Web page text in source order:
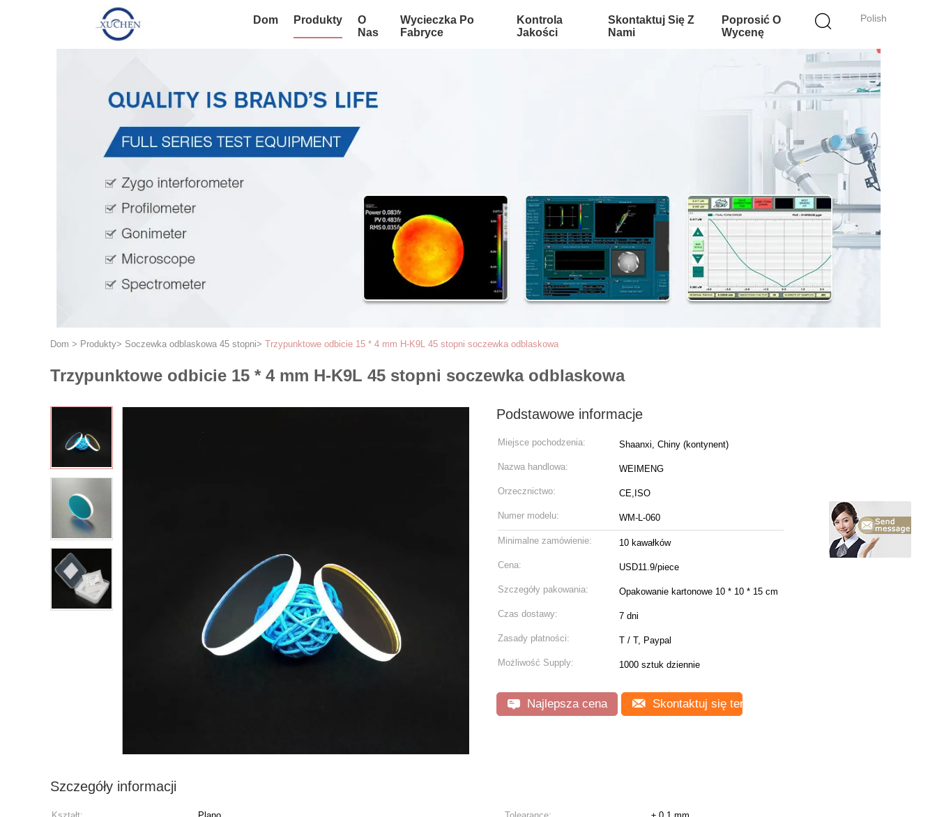
Polish
Dom Produkty
O
Nas
Wycieczka Po
Fabryce
Kontrola
Jakości
Skontaktuj Się Z
Nami
Poprosić O
Wycenę
Dom > Produkty> Soczewka odblaskowa 45 stopni> Trzypunktowe odbicie 15 * 4 mm H-K9L 45 stopni soczewka odblaskowa
Trzypunktowe odbicie 15 * 4 mm H-K9L 45 stopni soczewka odblaskowa
Podstawowe informacje
Miejsce pochodzenia: Shaanxi, Chiny (kontynent)
Nazwa handlowa: WEIMENG
Orzecznictwo: CE,ISO
Numer modelu: WM-L-060
Minimalne zamówienie: 10 kawałków
Cena: USD11.9/piece
Szczegóły pakowania: Opakowanie kartonowe 10 * 10 * 15 cm
Czas dostawy: 7 dni
Zasady płatności: T / T, Paypal
Możliwość Supply: 1000 sztuk dziennie
Najlepsza cena Skontaktuj się teraz
Szczegóły informacji